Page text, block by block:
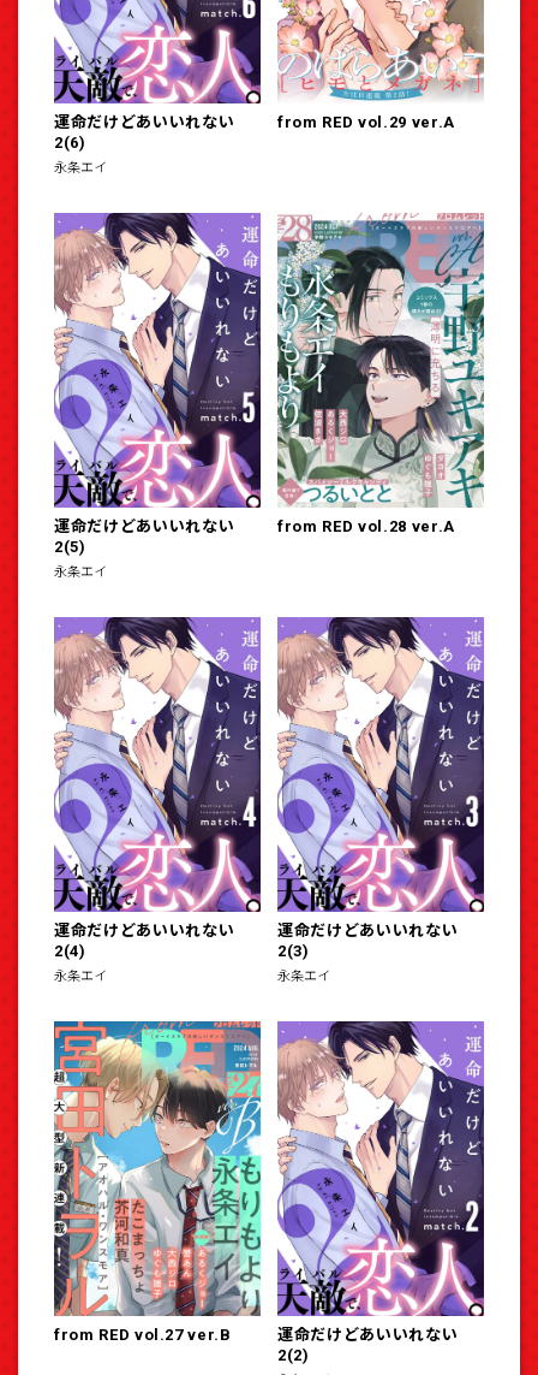
運命だけどあいいれない
2(6)
永条エイ
from RED vol.29 ver.A
運命だけどあいいれない
2(5)
永条エイ
from RED vol.28 ver.A
運命だけどあいいれない
2(4)
永条エイ
運命だけどあいいれない
2(3)
永条エイ
from RED vol.27 ver.B
運命だけどあいいれない
2(2)